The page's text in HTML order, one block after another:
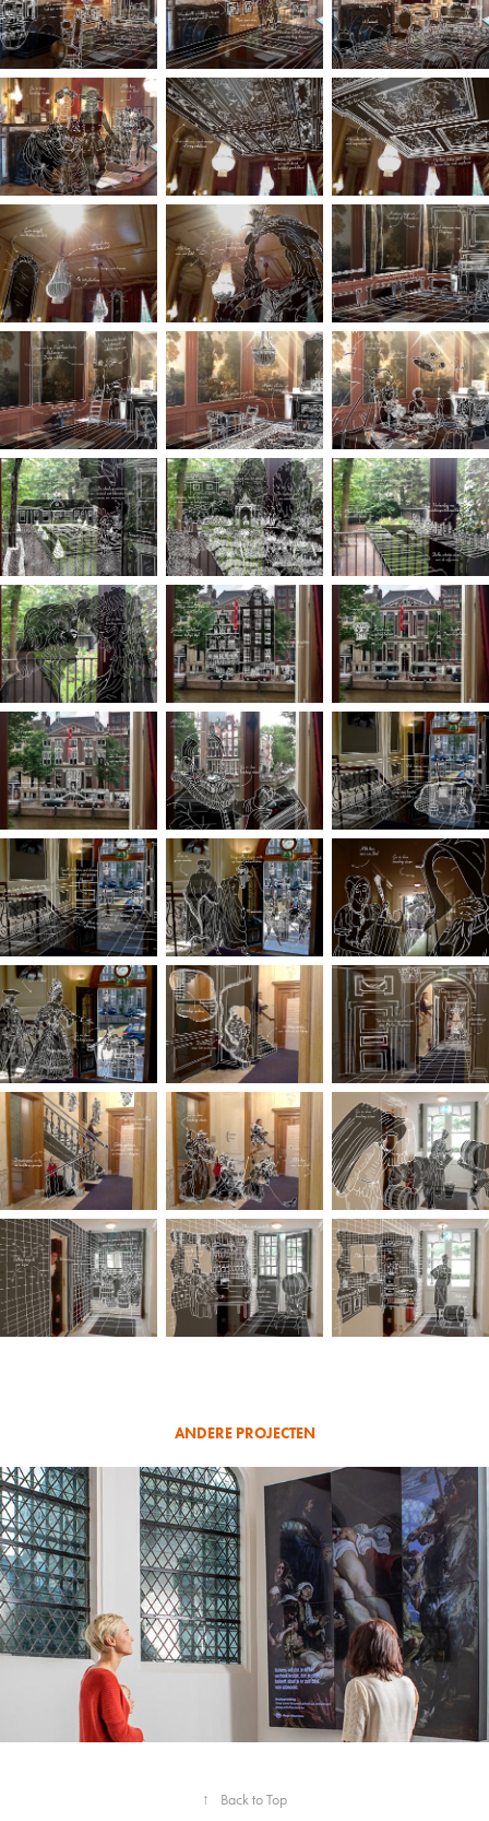
ANDERE PROJECTEN
Triptiek - Visit Antwerp
↑ Back to Top